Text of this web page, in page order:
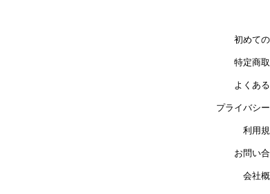
初めて
特定商
よくあ
プライバシ
利用
お問い
会社